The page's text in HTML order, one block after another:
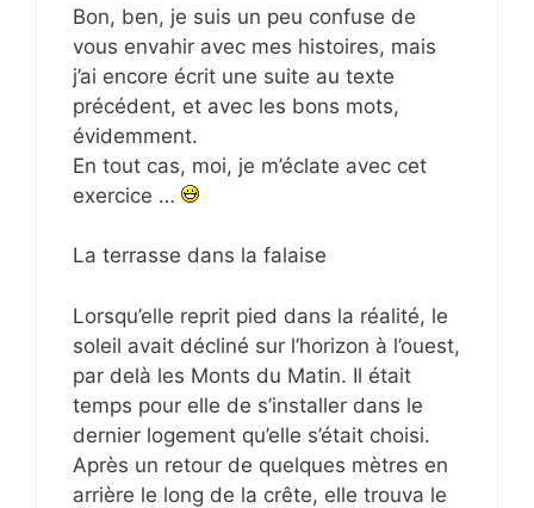
Bon, ben, je suis un peu confuse de
vous envahir avec mes histoires, mais
j’ai encore écrit une suite au texte
précédent, et avec les bons mots,
évidemment.
En tout cas, moi, je m’éclate avec cet
exercice …
La terrasse dans la falaise
Lorsqu’elle reprit pied dans la réalité, le
soleil avait décliné sur l’horizon à l’ouest,
par delà les Monts du Matin. Il était
temps pour elle de s’installer dans le
dernier logement qu’elle s’était choisi.
Après un retour de quelques mètres en
arrière le long de la crête, elle trouva le